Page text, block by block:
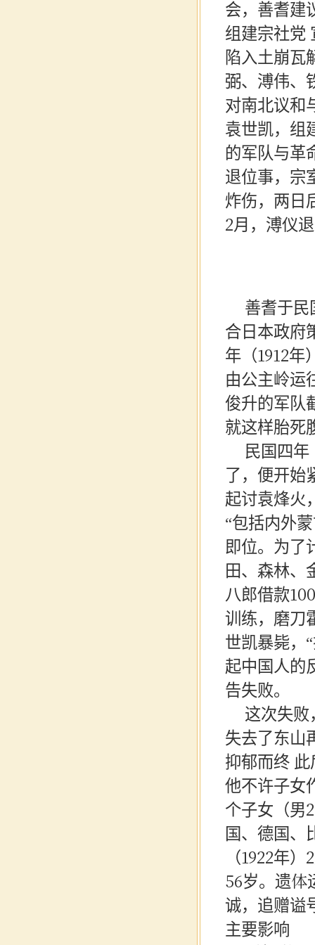
会，善耆建
组建宗社党
陷入土崩瓦
弼、溥伟、
对南北议和
袁世凯，组
的军队与革
退位事，宗
炸伤，两日
2月，溥仪
善耆于民
合日本政府
年（1912年
由公主岭运
俊升的军队
就这样胎死
民国四年
了，便开始
起讨袁烽火
“包括内外
即位。为了
田、森林、
八郎借款
训练，磨刀
世凯暴毙，
起中国人的
告失败。
这次失败
失去了东山
抑郁而终
他不许子女
个子女（男
国、德国、
（1922年
56岁。遗体
诚，追赠谥
主要影响